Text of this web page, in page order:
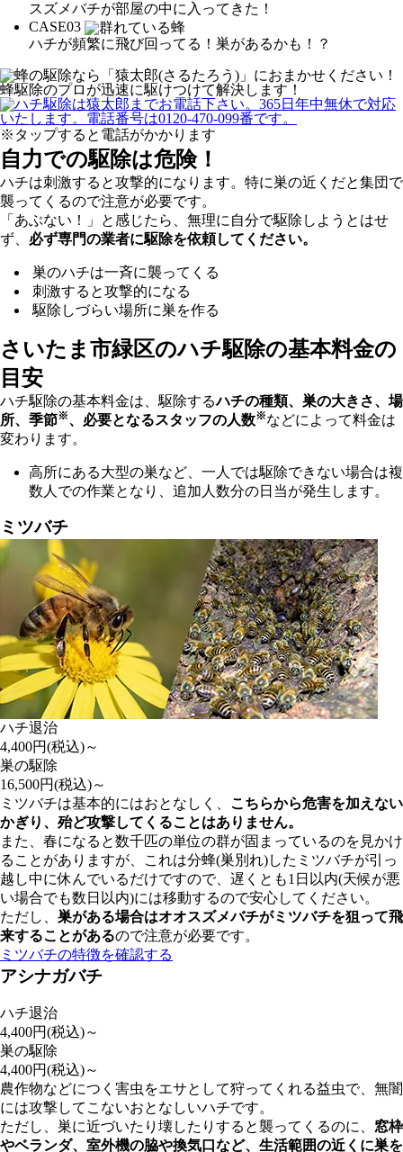
スズメバチが部屋の中に入ってきた！
CASE03
ハチが頻繁に飛び回ってる！巣があるかも！？
※タップすると電話がかかります
自力での駆除は危険！
ハチは刺激すると攻撃的になります。特に巣の近くだと集団で
襲ってくるので注意が必要です。
「あぶない！」と感じたら、無理に自分で駆除しようとはせ
ず、 必ず専門の業者に駆除を依頼してください。
巣のハチは一斉に襲ってくる
刺激すると攻撃的になる
駆除しづらい場所に巣を作る
さいたま市緑区のハチ駆除の基本料金の
目安
ハチ駆除の基本料金は、駆除するハチの種類、巣の大きさ、場
所、季節※、必要となるスタッフの人数※などによって料金は
変わります。
高所にある大型の巣など、一人では駆除できない場合は複
数人での作業となり、追加人数分の日当が発生します。
ミツバチ
ハチ退治
4,400円(税込)～
巣の駆除
16,500円(税込)～
ミツバチは基本的にはおとなしく、 こちらから危害を加えない
かぎり、殆ど攻撃してくることはありません。
また、春になると数千匹の単位の群が固まっているのを見かけ
ることがありますが、これは分蜂(巣別れ)したミツバチが引っ
越し中に休んでいるだけですので、遅くとも1日以内(天候が悪
い場合でも数日以内)には移動するので安心してください。
ただし、 巣がある場合はオオスズメバチがミツバチを狙って飛
来することがあるので注意が必要です。
ミツバチの特徴を確認する
アシナガバチ
ハチ退治
4,400円(税込)～
巣の駆除
4,400円(税込)～
農作物などにつく害虫をエサとして狩ってくれる益虫で、無闇
には攻撃してこないおとなしいハチです。
ただし、巣に近づいたり壊したりすると襲ってくるのに、 窓枠
やベランダ、室外機の脇や換気口など、 生活範囲の近くに巣を